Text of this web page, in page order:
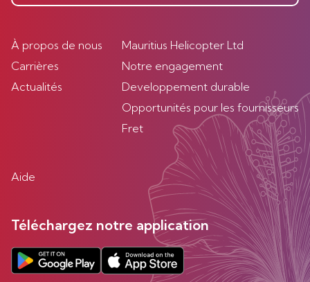
À propos de nous
Carrières
Actualités
Mauritius Helicopter Ltd
Notre engagement
Developpement durable
Opportunités pour les fournisseurs
Fret
Aide
Téléchargez notre application